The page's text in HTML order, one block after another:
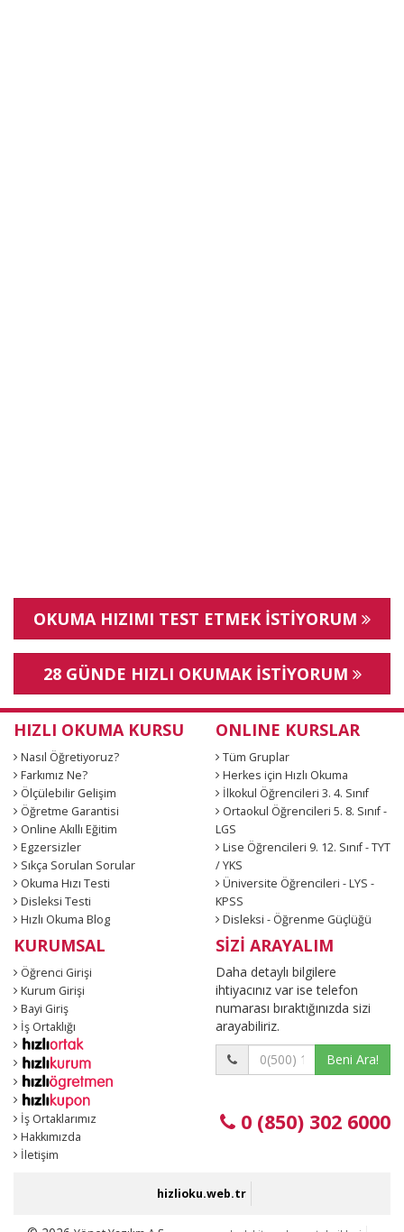
OKUMA HIZIMI TEST ETMEK İSTİYORUM
28 GÜNDE HIZLI OKUMAK İSTİYORUM
HIZLI OKUMA KURSU
Nasıl Öğretiyoruz?
Farkımız Ne?
Ölçülebilir Gelişim
Öğretme Garantisi
Online Akıllı Eğitim
Egzersizler
Sıkça Sorulan Sorular
Okuma Hızı Testi
Disleksi Testi
Hızlı Okuma Blog
ONLINE KURSLAR
Tüm Gruplar
Herkes için Hızlı Okuma
İlkokul Öğrencileri 3. 4. Sınıf
Ortaokul Öğrencileri 5. 8. Sınıf -
LGS
Lise Öğrencileri 9. 12. Sınıf - TYT
/ YKS
Üniversite Öğrencileri - LYS -
KPSS
Disleksi - Öğrenme Güçlüğü
KURUMSAL
Öğrenci Girişi
Kurum Girişi
Bayi Giriş
İş Ortaklığı
İş Ortaklarımız
Hakkımızda
İletişim
SİZİ ARAYALIM
Daha detaylı bilgilere
ihtiyacınız var ise telefon
numarası bıraktığınızda sizi
arayabiliriz.
Beni Ara!
0 (850) 302 6000
hizlioku.web.tr